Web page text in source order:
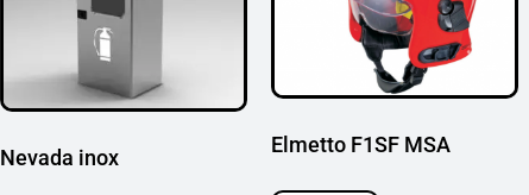
Nevada inox Elmetto F1SF MSA